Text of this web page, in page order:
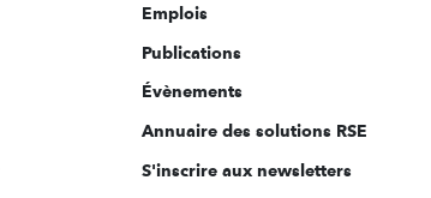
Emplois
Publications
Évènements
Annuaire des solutions RSE
S'inscrire aux newsletters